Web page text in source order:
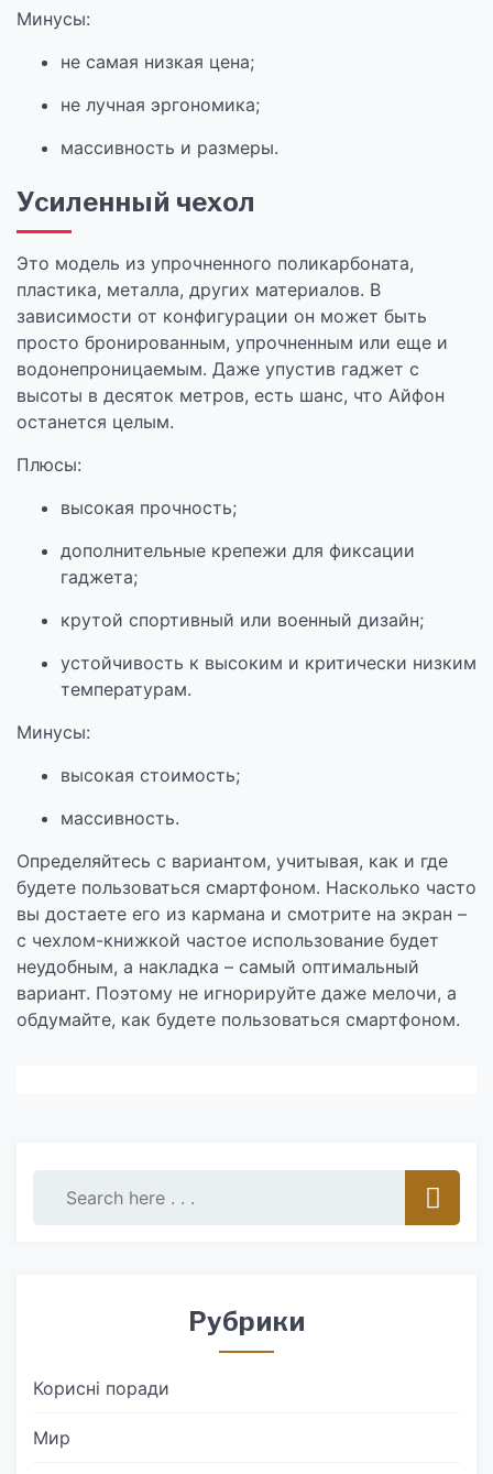
Минусы:
не самая низкая цена;
не лучная эргономика;
массивность и размеры.
Усиленный чехол
Это модель из упрочненного поликарбоната,
пластика, металла, других материалов. В
зависимости от конфигурации он может быть
просто бронированным, упрочненным или еще и
водонепроницаемым. Даже упустив гаджет с
высоты в десяток метров, есть шанс, что Айфон
останется целым.
Плюсы:
высокая прочность;
дополнительные крепежи для фиксации
гаджета;
крутой спортивный или военный дизайн;
устойчивость к высоким и критически низким
температурам.
Минусы:
высокая стоимость;
массивность.
Определяйтесь с вариантом, учитывая, как и где
будете пользоваться смартфоном. Насколько часто
вы достаете его из кармана и смотрите на экран –
с чехлом-книжкой частое использование будет
неудобным, а накладка – самый оптимальный
вариант. Поэтому не игнорируйте даже мелочи, а
обдумайте, как будете пользоваться смартфоном.
Рубрики
Корисні поради
Мир